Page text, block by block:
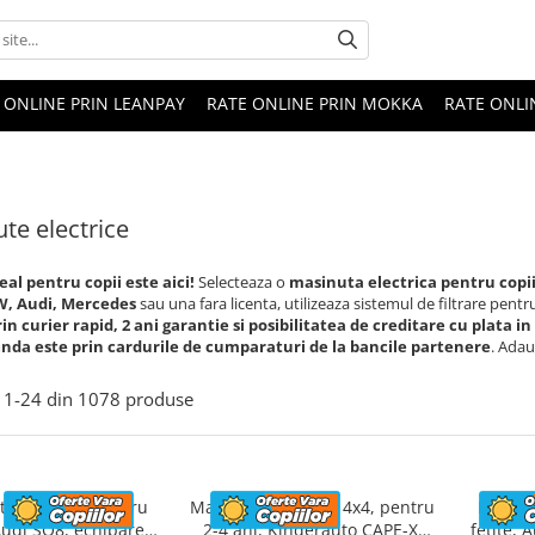
ONLINE PRIN LEANPAY RATE ONLINE PRIN MOKKA RATE
electrice
pentru copii este aici! Selecteaza o masinuta electrica pentru copii
Audi, Mercedessau una fara licenta, utilizeaza sistemul de filtrare
curier rapid, 2 ani garantie si posibilitatea de creditare cu plata
este prin cardurile de cumparaturi de la bancile partenere.
1-24 din 1078 produse
electrica pentru
SQ8, echipare
Masinuta electrica 4x4, pentru
2-4 ani, Kinderauto CAPE-X,
fetite,